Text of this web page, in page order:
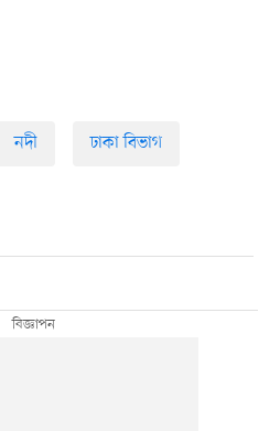
নদী ঢাকা বিভাগ